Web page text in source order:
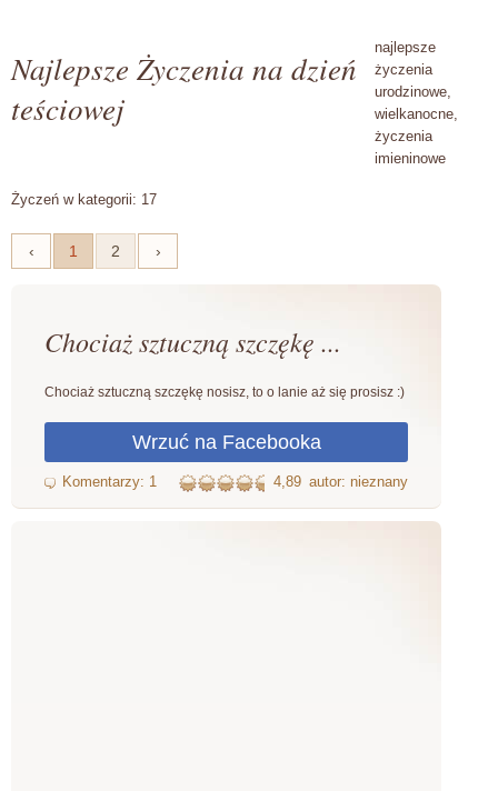
Najlepsze Życzenia na dzień
teściowej
Życzeń w kategorii: 17
‹ 1 2 ›
Chociaż sztuczną szczękę ...
Chociaż sztuczną szczękę nosisz, to o lanie aż się prosisz :)
4,89 autor: nieznany
najlepsze
życzenia
urodzinowe,
wielkanocne,
życzenia
imieninowe